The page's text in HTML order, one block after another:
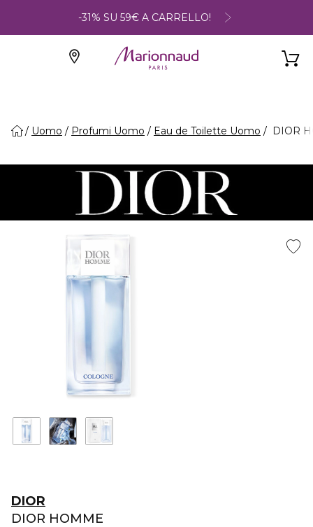
-31% SU 59€ A CARRELLO!
Uomo Profumi Uomo Eau de Toilette Uomo DIOR
DIOR
DIOR HOMME